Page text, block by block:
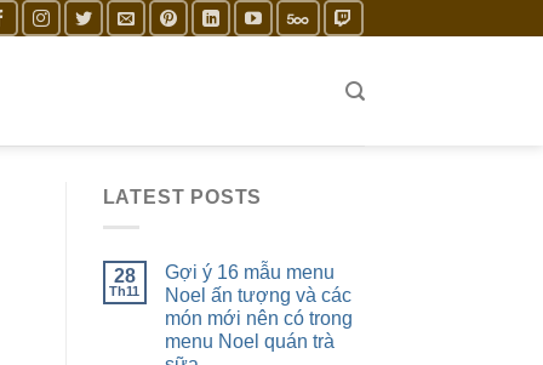
LATEST POSTS
28
Th11
Gợi ý 16 mẫu menu
Noel ấn tượng và các
món mới nên có trong
menu Noel quán trà